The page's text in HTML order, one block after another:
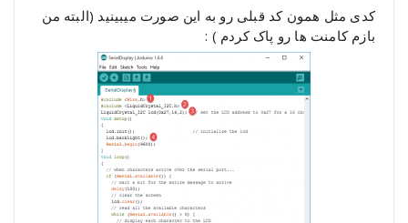
کدی مثل همون کد قبلی رو به این صورت میبینید (البته من
بازم کامنت ها رو پاک کردم ) :